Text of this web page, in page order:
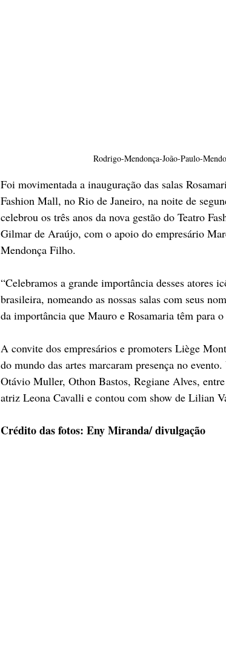
Rodrigo-Mendonça-João-Paulo-
Foi movimentada a inauguração das salas
Fashion Mall, no Rio de Janeiro, na noite de
celebrou os três anos da nova gestão do Teatro
Gilmar de Araújo, com o apoio do empresário
Mendonça Filho.
“Celebramos a grande importância desses atores
brasileira, nomeando as nossas salas com seus
da importância que Mauro e Rosamaria têm para
A convite dos empresários e promoters Liège
do mundo das artes marcaram presença no
Otávio Muller, Othon Bastos, Regiane Alves,
atriz Leona Cavalli e contou com show de Lilian
Crédito das fotos: Eny Miranda/ divulgação